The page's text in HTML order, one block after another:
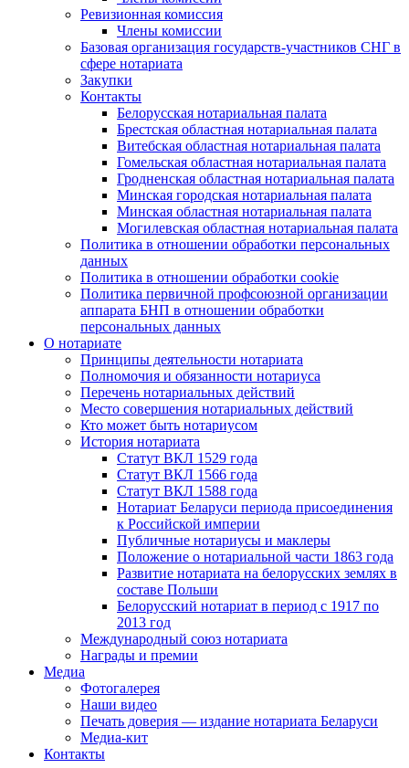
Ревизионная комиссия
Члены комиссии
Базовая организация государств-участников СНГ в
сфере нотариата
Закупки
Контакты
Белорусская нотариальная палата
Брестская областная нотариальная палата
Витебская областная нотариальная палата
Гомельская областная нотариальная палата
Гродненская областная нотариальная палата
Минская городская нотариальная палата
Минская областная нотариальная палата
Могилевская областная нотариальная палата
Политика в отношении обработки персональных
данных
Политика в отношении обработки cookie
Политика первичной профсоюзной организации
аппарата БНП в отношении обработки
персональных данных
О нотариате
Принципы деятельности нотариата
Полномочия и обязанности нотариуса
Перечень нотариальных действий
Место совершения нотариальных действий
Кто может быть нотариусом
История нотариата
Статут ВКЛ 1529 года
Статут ВКЛ 1566 года
Статут ВКЛ 1588 года
Нотариат Беларуси периода присоединения
к Российской империи
Публичные нотариусы и маклеры
Положение о нотариальной части 1863 года
Развитие нотариата на белорусских землях в
составе Польши
Белорусский нотариат в период с 1917 по
2013 год
Международный союз нотариата
Награды и премии
Медиа
Фотогалерея
Наши видео
Печать доверия — издание нотариата Беларуси
Медиа-кит
Контакты